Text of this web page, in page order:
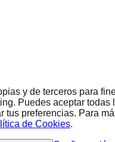
y de terceros para
Puedes aceptar todas
tus preferencias. Para
de Cookies.